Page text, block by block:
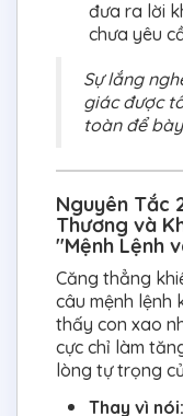
đưa ra lời
chưa yêu
Sự lắng
giác được
toàn để
Nguyên Tắc
Thương và
"Mệnh Lệnh
Căng thẳng
câu mệnh lệnh
thấy con xao
cực chỉ làm
lòng tự trọng
Thay vì nói: